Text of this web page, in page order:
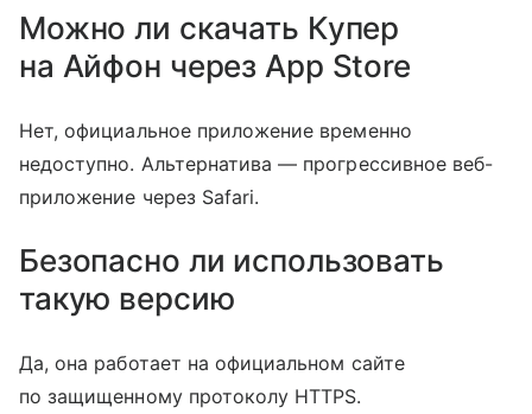
Можно ли скачать Купер
на Айфон через App Store
Нет, официальное приложение временно
недоступно. Альтернатива — прогрессивное веб-
приложение через Safari.
Безопасно ли использовать
такую версию
Да, она работает на официальном сайте
по защищенному протоколу HTTPS.